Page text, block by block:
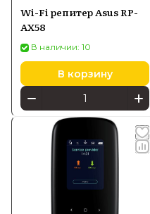
Wi-Fi репитер Asus RP-
AX58
В наличии: 10
В корзину